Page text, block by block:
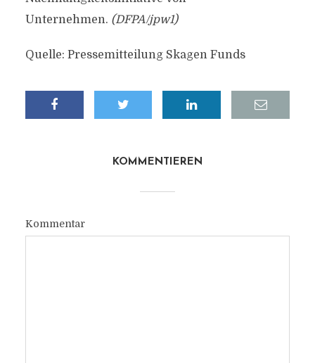
Unternehmen. (DFPA/jpw1)
Quelle: Pressemitteilung Skagen Funds
KOMMENTIEREN
Kommentar